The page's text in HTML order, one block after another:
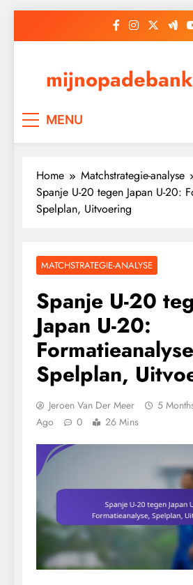
MENU
Home
Matchstrategie-analyse
Spanje U-20 tegen Japan U-20:
Spelplan, Uitvoering
MATCHSTRATEGIE-ANALYSE
Spanje U-20
Japan U-20:
Spelplan,
Jeroen Van Der Meer
5
Ago
0 26 Mins